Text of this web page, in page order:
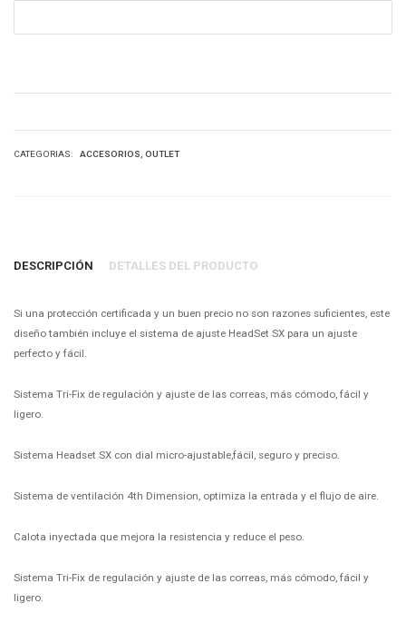
CATEGORIAS: ACCESORIOS OUTLET
DESCRIPCIÓN DETALLES DEL PRODUCTO
Si una protección certificada y un buen precio no son razones suficientes, este
diseño también incluye el sistema de ajuste HeadSet SX para un ajuste
perfecto y fácil.
Sistema Tri-Fix de regulación y ajuste de las correas, más cómodo, fácil y
ligero.
Sistema Headset SX con dial micro-ajustable,fácil, seguro y preciso.
Sistema de ventilación 4th Dimension, optimiza la entrada y el flujo de aire.
Calota inyectada que mejora la resistencia y reduce el peso.
Sistema Tri-Fix de regulación y ajuste de las correas, más cómodo, fácil y
ligero.